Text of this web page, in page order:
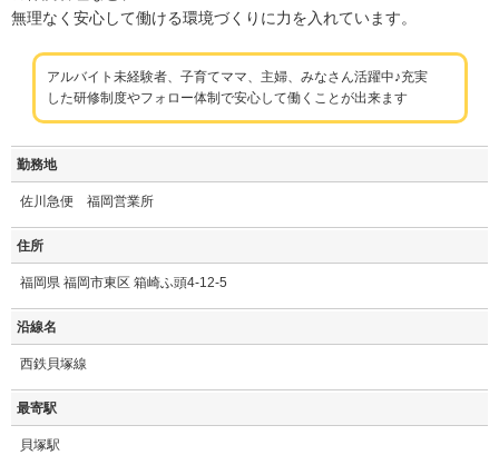
無理なく安心して働ける環境づくりに力を入れています。
アルバイト未経験者、子育てママ、主婦、みなさん活躍中♪充実
した研修制度やフォロー体制で安心して働くことが出来ます
勤務地
佐川急便 福岡営業所
住所
福岡県 福岡市東区 箱崎ふ頭4-12-5
沿線名
西鉄貝塚線
最寄駅
貝塚駅